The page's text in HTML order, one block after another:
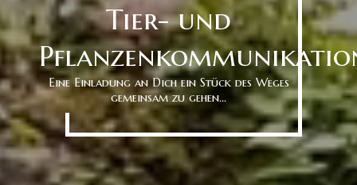
Tier- und
Eine Einladung an Dich ein Stück des Weges
gemeinsam zu gehen...